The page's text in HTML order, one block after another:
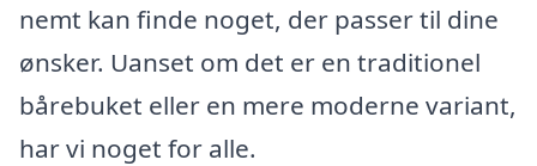
nemt kan finde noget, der passer til dine
ønsker. Uanset om det er en traditionel
bårebuket eller en mere moderne variant,
har vi noget for alle.